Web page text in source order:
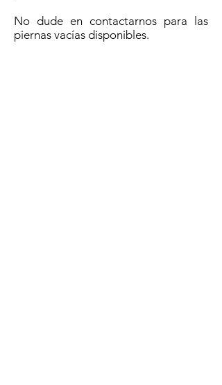
No dude en contactarnos para las
piernas vacías disponibles.